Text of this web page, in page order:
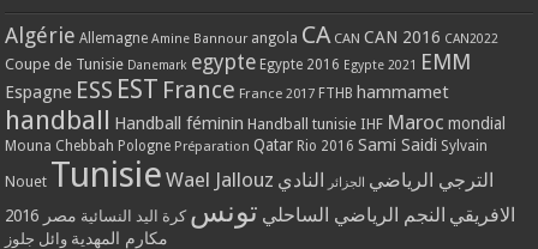
Algérie Allemagne Amine Bannour angola CA CAN CAN 2016 CAN2022
Coupe de Tunisie Danemark egypte Egypte 2016 Egypte 2021 EMM
Espagne ESS EST France France 2017 FTHB hammamet
handball Handball féminin Handball tunisie IHF Maroc mondial
Mouna Chebbah Pologne Préparation Qatar Rio 2016 Sami Saidi Sylvain
Nouet Tunisie Wael Jallouz الترجي الرياضي الجزائر النادي
الافريقي النجم الرياضي الساحلي تونس كرة اليد النسائية مصر 2016
مكارم المهدية وائل جلوز